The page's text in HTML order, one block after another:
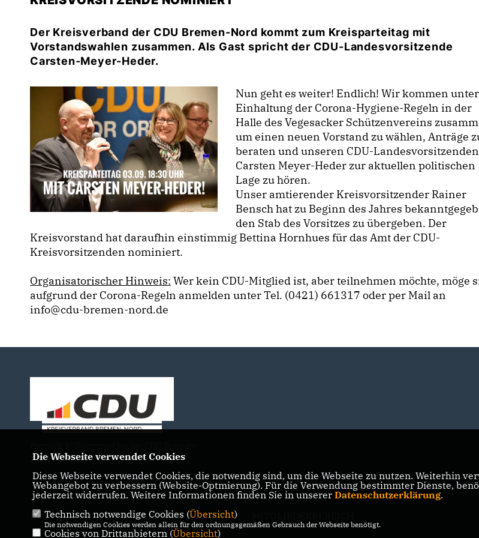
Der Kreisverband der CDU Bremen-Nord kommt zum Kreisparteitag mit
Vorstandswahlen zusammen. Als Gast spricht der CDU-Landesvorsitzende
Carsten-Meyer-Heder.
Nun geht es weiter! Endlich! Wir kommen unter
Einhaltung der Corona-Hygiene-Regeln in der
Halle des Vegesacker Schützenvereins
um einen neuen Vorstand zu wählen, Anträge
beraten und unseren CDU-Landesvorsitzenden
Carsten Meyer-Heder zur aktuellen politischen
Lage zu hören.
Unser amtierender Kreisvorsitzender Rainer
Bensch hat zu Beginn des Jahres
den Stab des Vorsitzes zu übergeben. Der
Kreisvorstand hat daraufhin einstimmig Bettina Hornhues für das Amt der CDU-
Kreisvorsitzenden nominiert.
Organisatorischer Hinweis: Wer kein CDU-Mitglied ist, aber teilnehmen möchte, möge
aufgrund der Corona-Regeln anmelden unter Tel. (0421) 661317 oder per Mail an
info@cdu-bremen-nord.de
Nord!
IMPRESSUM DATENSCHUTZ KONTAKT
Die Webseite verwendet Cookies
Diese Webseite verwendet Cookies, die notwendig sind, um die Webseite zu nutzen. Weiterhin
Webangebot zu verbessern (Website-Optmierung). Für die Verwendung bestimmter Dienste,
jederzeit widerrufen. Weitere Informationen finden Sie in unserer Datenschutzerklärung.
Technisch notwendige Cookies (Übersicht)
Die notwendigen Cookies werden allein für den ordnungsgemäßen Gebrauch der Webseite benötigt.
Cookies von Drittanbietern (Übersicht)